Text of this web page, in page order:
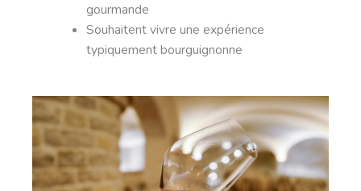
gourmande
Souhaitent vivre une expérience
typiquement bourguignonne